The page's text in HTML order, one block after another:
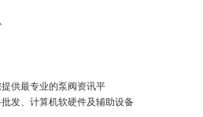
供最专业的泵阀资讯平
发、计算机软硬件及辅助设备